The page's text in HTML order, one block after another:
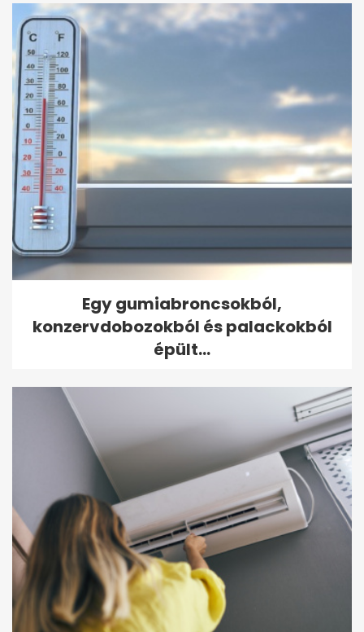
Egy gumiabroncsokból,
konzervdobozokból és palackokból
épült...